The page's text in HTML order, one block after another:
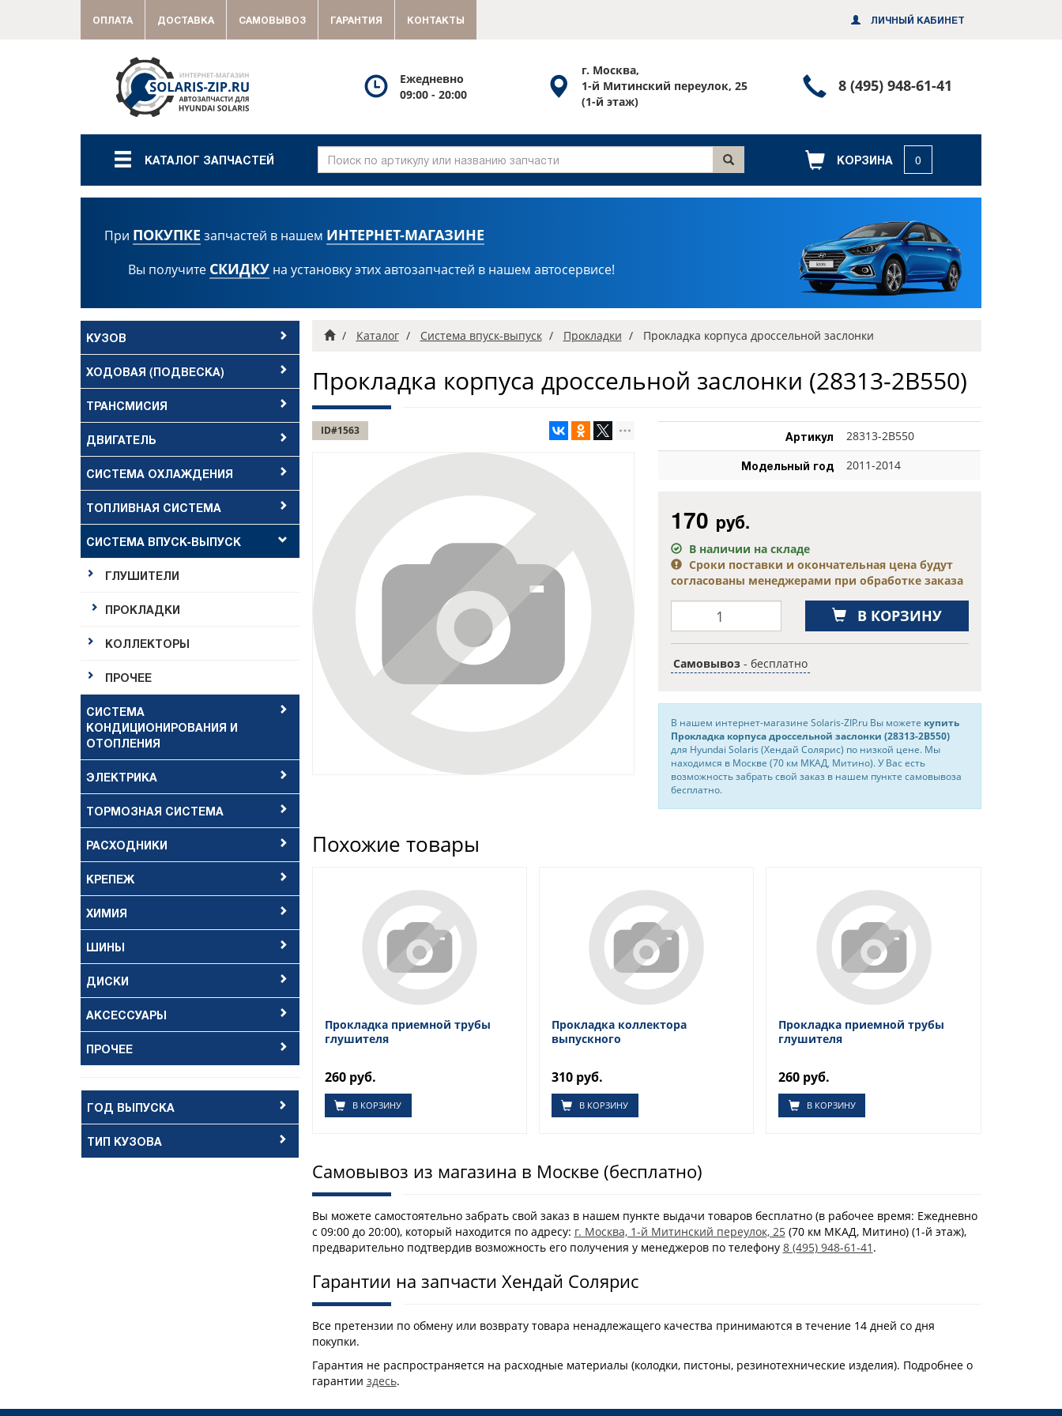
КАТАЛОГ ЗАПЧАСТЕЙ КОРЗИНА 0
При ПОКУПКЕ запчастей в нашем ИНТЕРНЕТ-МАГАЗИНЕ
Вы получите СКИДКУ на установку этих автозапчастей в нашем автосервисе!
ГлавнаяКаталог Система впуск-выпуск Прокладки Прокладка корпуса дроссельной заслонки
Прокладка корпуса дроссельной заслонки (28313-2B550)
ID#1563 Артикул 28313-2B550
Модельный год 2011-2014
170 руб.
В наличии на складе
Сроки поставки и окончательная цена будут
согласованы менеджерами при обработке заказа
В КОРЗИНУ
Самовывоз - бесплатно
В нашем интернет-магазине Solaris-ZIP.ru Вы можете купить
Прокладка корпуса дроссельной заслонки (28313-2B550)
для Hyundai Solaris (Хендай Солярис) по низкой цене. Мы
находимся в Москве (70 км МКАД, Митино). У Вас есть
возможность забрать свой заказ в нашем пункте самовывоза
бесплатно.
Похожие товары
Прокладка приемной трубы
глушителя
260 руб.
В КОРЗИНУ
Прокладка коллектора
выпускного
310 руб.
В КОРЗИНУ
Прокладка приемной трубы
глушителя
260 руб.
В КОРЗИНУ
Самовывоз из магазина в Москве (бесплатно)
Вы можете самостоятельно забрать свой заказ в нашем пункте выдачи товаров бесплатно (в рабочее время: Ежедневно
с 09:00 до 20:00), который находится по адресу: г. Москва, 1-й Митинский переулок, 25(70 км МКАД, Митино) (1-й этаж),
предварительно подтвердив возможность его получения у менеджеров по телефону 8 (495) 948-61-41 .
Гарантии на запчасти Хендай Солярис
Все претензии по обмену или возврату товара ненадлежащего качества принимаются в течение 14 дней со дня
покупки.
Гарантия не распространяется на расходные материалы (колодки, пистоны, резинотехнические изделия). Подробнее о
гарантии здесь.
КУЗОВ
ХОДОВАЯ (ПОДВЕСКА)
ТРАНСМИСИЯ
ДВИГАТЕЛЬ
СИСТЕМА ОХЛАЖДЕНИЯ
ТОПЛИВНАЯ СИСТЕМА
СИСТЕМА ВПУСК-ВЫПУСК
ГЛУШИТЕЛИ
ПРОКЛАДКИ
КОЛЛЕКТОРЫ
ПРОЧЕЕ
СИСТЕМА
КОНДИЦИОНИРОВАНИЯ И
ОТОПЛЕНИЯ
ЭЛЕКТРИКА
ТОРМОЗНАЯ СИСТЕМА
РАСХОДНИКИ
КРЕПЕЖ
ХИМИЯ
ШИНЫ
ДИСКИ
АКСЕССУАРЫ
ПРОЧЕЕ
ГОД ВЫПУСКА
ТИП КУЗОВА
ЛИЧНЫЙ КАБИНЕТ
ОПЛАТА ДОСТАВКА САМОВЫВОЗ ГАРАНТИЯ КОНТАКТЫ
Посмотреть
график
работы
Ежедневно
09:00 - 20:00
Посмотреть
схему
проезда
г. Москва,
1-й Митинский переулок, 25
(1-й этаж)
Позвонить
заказать
обратный
звонок
8 (495) 948-61-41